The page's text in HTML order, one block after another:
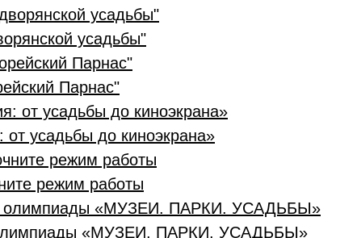
усадьбы"
Парнас"
усадьбы до киноэкрана»
режим работы
«МУЗЕИ. ПАРКИ. УСАДЬБЫ»